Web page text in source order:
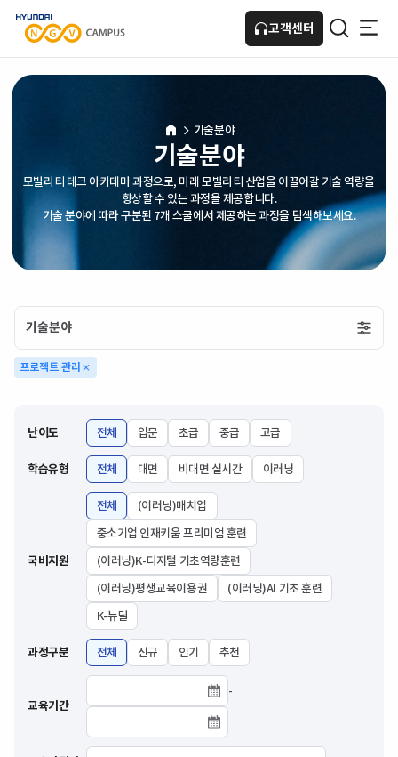
고객센터
HOME기술분야
기술분야
모빌리티 테크 아카데미 과정으로, 미래 모빌리티 산업을 이끌어갈 기술 역량을
향상할 수 있는 과정을 제공합니다.
기술 분야에 따라 구분된 7개 스쿨에서 제공하는 과정을 탐색해보세요.
기술분야
프로젝트 관리
난이도 전체 입문 초급 중급 고급
학습유형 전체 대면 비대면 실시간 이러닝
국비지원
전체
(이러닝)매치업
중소기업 인재키움 프리미엄 훈련
(이러닝)K-디지털 기초역량훈련
(이러닝)평생교육이용권
(이러닝)AI 기초 훈련
K-뉴딜
과정구분 전체 신규 인기 추천
교육기간
-